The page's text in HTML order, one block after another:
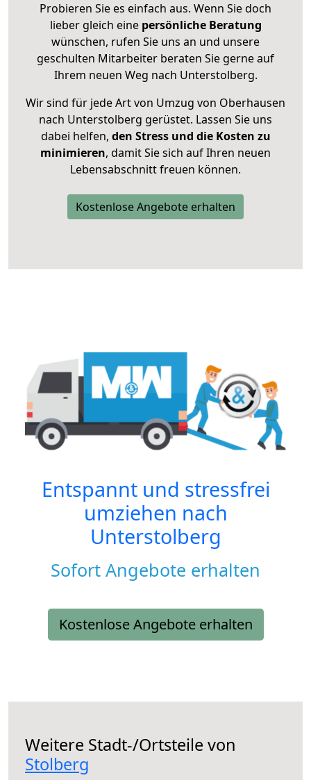
Probieren Sie es einfach aus. Wenn Sie doch
lieber gleich eine persönliche Beratung
wünschen, rufen Sie uns an und unsere
geschulten Mitarbeiter beraten Sie gerne auf
Ihrem neuen Weg nach Unterstolberg.
Wir sind für jede Art von Umzug von Oberhausen
nach Unterstolberg gerüstet. Lassen Sie uns
dabei helfen, den Stress und die Kosten zu
minimieren, damit Sie sich auf Ihren neuen
Lebensabschnitt freuen können.
Kostenlose Angebote erhalten
Entspannt und stressfrei
umziehen nach
Unterstolberg
Sofort Angebote erhalten
Kostenlose Angebote erhalten
Weitere Stadt-/Ortsteile von
Stolberg